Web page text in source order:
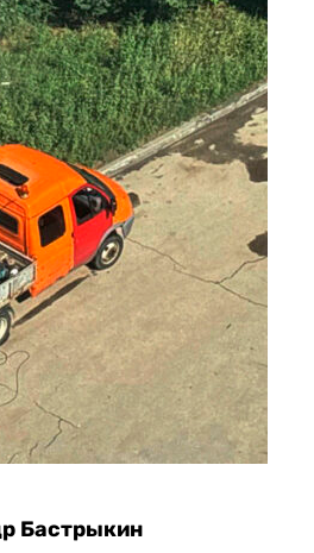
Бастрыкин